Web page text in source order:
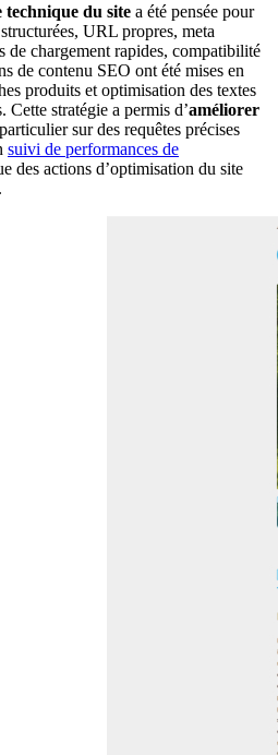
du site a été pensée pour
URL propres, meta
de chargement rapides, compatibilité
de contenu SEO ont été mises en
produits et optimisation des textes
stratégie a permis d’améliorer
sur des requêtes précises
suivi de performances de
des actions d’optimisation du site